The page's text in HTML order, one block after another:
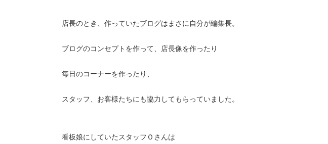
店長のとき、作っていたブログはまさに自分が編集長。
ブログのコンセプトを作って、店長像を作ったり
毎日のコーナーを作ったり、
スタッフ、お客様たちにも協力してもらっていました。
看板娘にしていたスタッフＯさんは